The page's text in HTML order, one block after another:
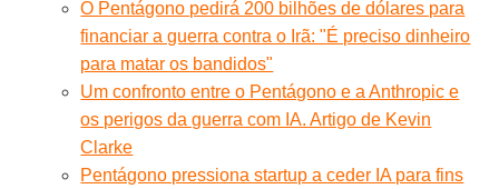
O Pentágono pedirá 200 bilhões de dólares para
financiar a guerra contra o Irã: "É preciso dinheiro
para matar os bandidos"
Um confronto entre o Pentágono e a Anthropic e
os perigos da guerra com IA. Artigo de Kevin
Clarke
Pentágono pressiona startup a ceder IA para fins